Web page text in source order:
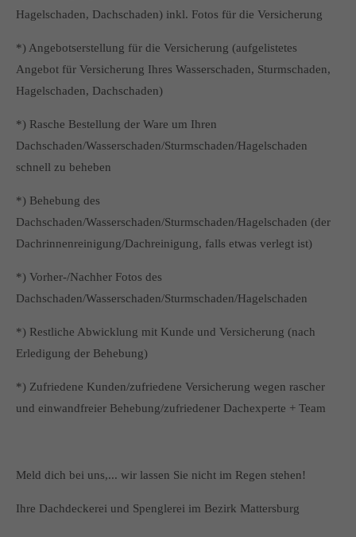
Hagelschaden, Dachschaden) inkl. Fotos für die Versicherung
*) Angebotserstellung für die Versicherung (aufgelistetes
Angebot für Versicherung Ihres Wasserschaden, Sturmschaden,
Hagelschaden, Dachschaden)
*) Rasche Bestellung der Ware um Ihren
Dachschaden/Wasserschaden/Sturmschaden/Hagelschaden
schnell zu beheben
*) Behebung des
Dachschaden/Wasserschaden/Sturmschaden/Hagelschaden (der
Dachrinnenreinigung/Dachreinigung, falls etwas verlegt ist)
*) Vorher-/Nachher Fotos des
Dachschaden/Wasserschaden/Sturmschaden/Hagelschaden
*) Restliche Abwicklung mit Kunde und Versicherung (nach
Erledigung der Behebung)
*) Zufriedene Kunden/zufriedene Versicherung wegen rascher
und einwandfreier Behebung/zufriedener Dachexperte + Team
Meld dich bei uns,... wir lassen Sie nicht im Regen stehen!
Ihre Dachdeckerei und Spenglerei im Bezirk Mattersburg